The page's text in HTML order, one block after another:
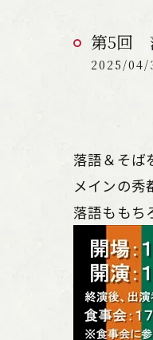
第5回
2025/04/
落語＆そば
メインの秀
落語ももち